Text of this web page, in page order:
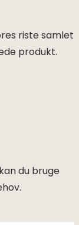
riste samlet
produkt.
du bruge